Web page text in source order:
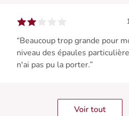
“Beaucoup trop grande pour
niveau des épaules
n'ai pas pu la porter.”
Voir tout